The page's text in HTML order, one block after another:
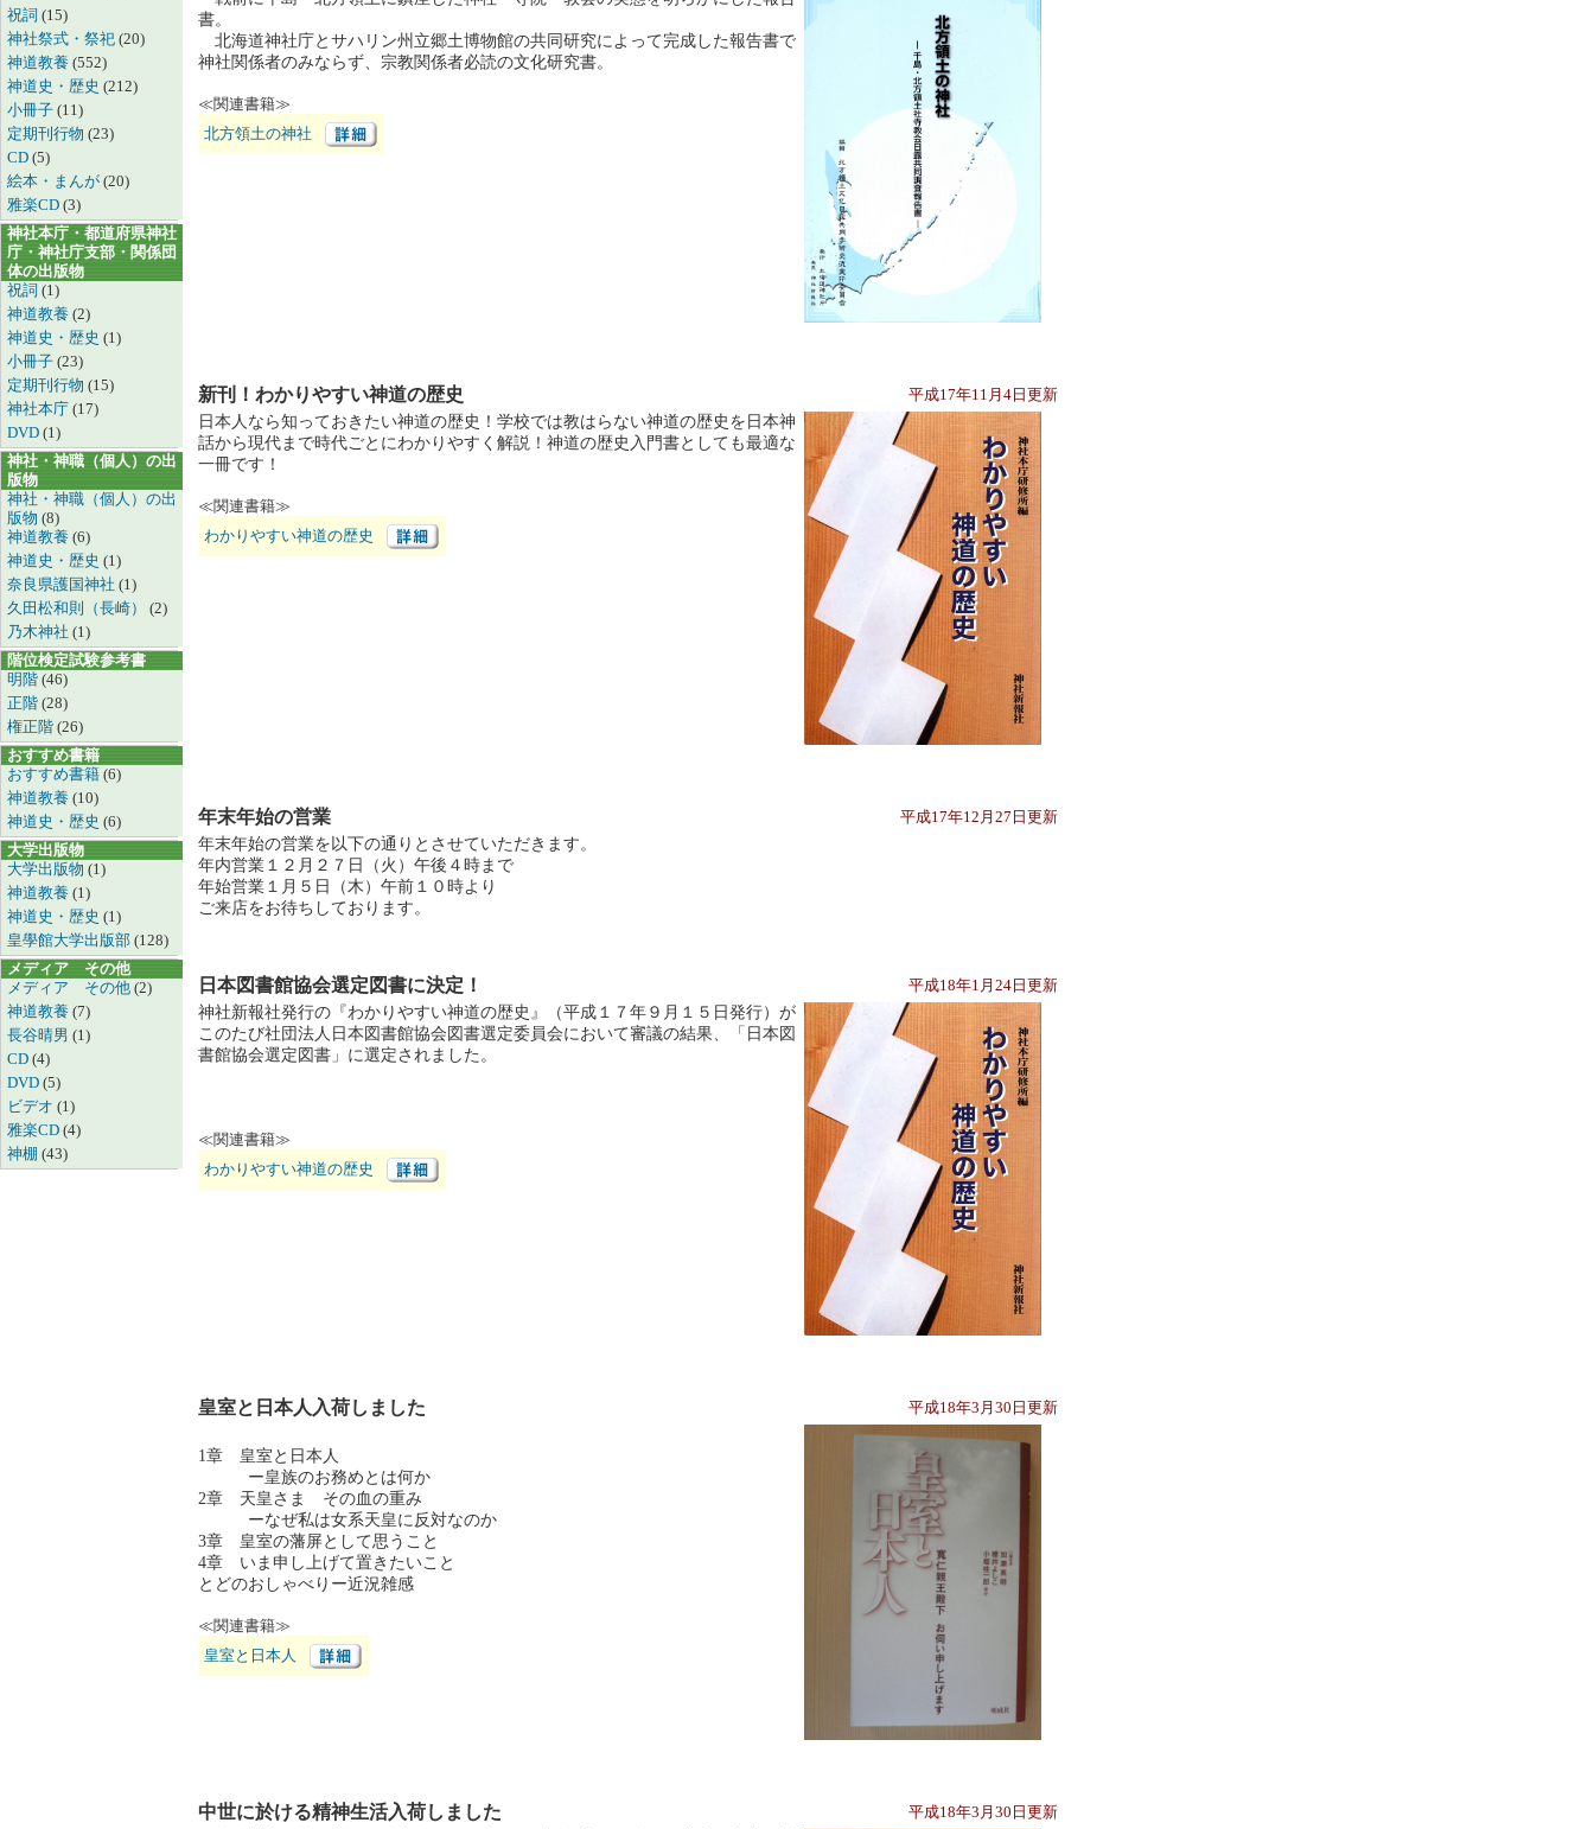
祝詞 (15)
神社祭式・祭祀 (20)
神道教養 (552)
神道史・歴史 (212)
小冊子 (11)
定期刊行物 (23)
CD (5)
絵本・まんが (20)
雅楽CD (3)
神社本庁・都道府県神社
庁・神社庁支部・関係団
体の出版物
祝詞 (1)
神道教養 (2)
神道史・歴史 (1)
小冊子 (23)
定期刊行物 (15)
神社本庁 (17)
DVD (1)
神社・神職（個人）の出
版物
神社・神職（個人）の出
版物 (8)
神道教養 (6)
神道史・歴史 (1)
奈良県護国神社 (1)
久田松和則（長崎） (2)
乃木神社 (1)
階位検定試験参考書
明階 (46)
正階 (28)
権正階 (26)
おすすめ書籍
おすすめ書籍 (6)
神道教養 (10)
神道史・歴史 (6)
大学出版物
大学出版物 (1)
神道教養 (1)
神道史・歴史 (1)
皇學館大学出版部 (128)
メディア その他
メディア その他 (2)
神道教養 (7)
長谷晴男 (1)
CD (4)
DVD (5)
ビデオ (1)
雅楽CD (4)
神棚 (43)
書。
北海道神社庁とサハリン州立郷土博物館の共同研究によって完成した報告書で
神社関係者のみならず、宗教関係者必読の文化研究書。
≪関連書籍≫
北方領土の神社
新刊！わかりやすい神道の歴史
平成17年11月4日更新
日本人なら知っておきたい神道の歴史！学校では教はらない神道の歴史を日本神
話から現代まで時代ごとにわかりやすく解説！神道の歴史入門書としても最適な
一冊です！
≪関連書籍≫
わかりやすい神道の歴史
年末年始の営業
平成17年12月27日更新
年末年始の営業を以下の通りとさせていただきます。
年内営業１２月２７日（火）午後４時まで
年始営業１月５日（木）午前１０時より
ご来店をお待ちしております。
日本図書館協会選定図書に決定！
平成18年1月24日更新
神社新報社発行の『わかりやすい神道の歴史』（平成１７年９月１５日発行）が
このたび社団法人日本図書館協会図書選定委員会において審議の結果、「日本図
書館協会選定図書」に選定されました。
≪関連書籍≫
わかりやすい神道の歴史
皇室と日本人入荷しました 平成18年3月30日更新
1章 皇室と日本人
ー皇族のお務めとは何か
2章 天皇さま その血の重み
ーなぜ私は女系天皇に反対なのか
3章 皇室の藩屏として思うこと
4章 いま申し上げて置きたいこと
とどのおしゃべりー近況雑感
≪関連書籍≫
皇室と日本人
中世に於ける精神生活入荷しました
平成18年3月30日更新